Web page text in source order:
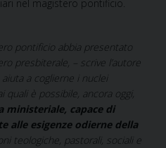
nel magistero pontificio.
pontificio abbia presentato
presbiterale, – scrive l’autore
a coglierne i nuclei
quali è possibile, ancora oggi,
ministeriale, capace di
alle esigenze odierne della
teologiche, pastorali, sociali e